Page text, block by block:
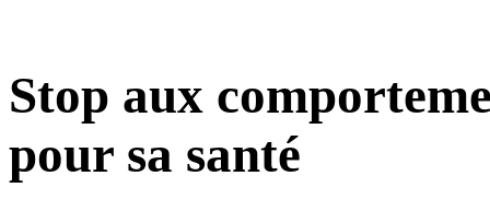
Stop aux
pour sa santé